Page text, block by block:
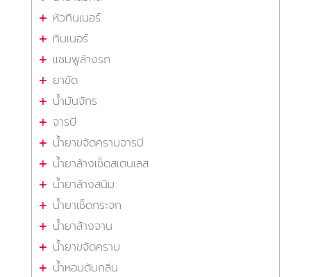
หัวทินเนอร์
ทินเนอร์
แชมพูล้างรถ
ยาขัด
น้ำมันจักร
จารบี
น้ำยาขจัดคราบจารบี
น้ำยาล้างเช็ดสเตนเลส
น้ำยาล้างสนิม
น้ำยาเช็ดกระจก
น้ำยาล้างจาน
น้ำยาขจัดคราบ
น้ำหอมดับกลิ่น